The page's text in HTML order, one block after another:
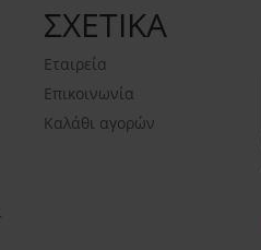
ΣΧΕΤΙΚΑ
Εταιρεία
Επικοινωνία
Καλάθι αγορών